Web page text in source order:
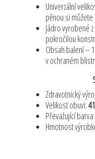
Univerzální
pěnou si
Jádro vyrobené
pokročilou
Obsah balení –
v ochraném
Zdravotnický
Velikost obuvi:
Převažující
Hmotnost